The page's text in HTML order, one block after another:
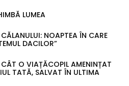
LUMEA
NOAPTEA ÎN CARE
DACILOR”
O VIAȚĂCOPIL AMENINȚAT
TATĂ, SALVAT ÎN ULTIMA